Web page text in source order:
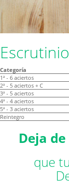
Escrutinio
Categoría
1ª - 6 aciertos
2ª - 5 aciertos + C
3ª - 5 aciertos
4ª - 4 aciertos
5ª - 3 aciertos
Reintegro
Deja
que